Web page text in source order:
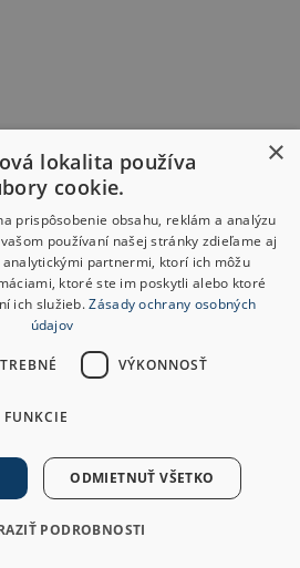
×
lokalita používa
cookie.
prispôsobenie obsahu, reklám a analýzu
používaní našej stránky zdieľame aj
partnermi, ktorí ich môžu
ktoré ste im poskytli alebo ktoré
ich služieb.Zásady ochrany osobných
údajov
VÝKONNOSŤ
FUNKCIE
ODMIETNUŤ VŠETKO
PODROBNOSTI